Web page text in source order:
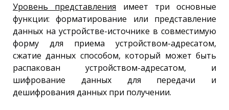
Уровень представления имеет три основные
функции: форматирование или представление
данных на устройстве-источнике в совместимую
форму для приема устройством-адресатом,
сжатие данных способом, который может быть
распакован устройством-адресатом, и
шифрование данных для передачи и
дешифрования данных при получении.